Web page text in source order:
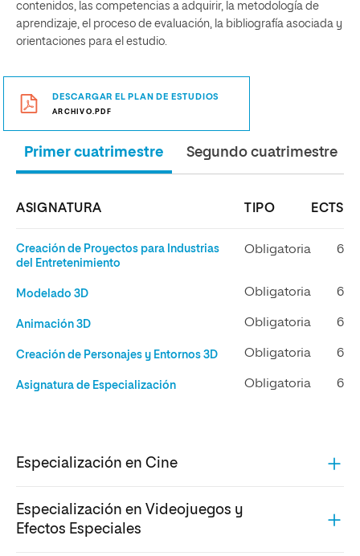
contenidos, las competencias a adquirir, la metodología de
aprendizaje, el proceso de evaluación, la bibliografía asociada y
orientaciones para el estudio.
DESCARGAR EL PLAN DE ESTUDIOS
ARCHIVO.PDF
Primer cuatrimestre Segundo cuatrimestre
ASIGNATURA TIPO ECTS
Creación de Proyectos para Industrias
del Entretenimiento
Obligatoria 6
Modelado 3D Obligatoria 6
Animación 3D Obligatoria 6
Creación de Personajes y Entornos 3D Obligatoria 6
Asignatura de Especialización Obligatoria 6
Especialización en Cine
ASIGNATURAS
Especialización en Videojuegos y
Efectos Especiales